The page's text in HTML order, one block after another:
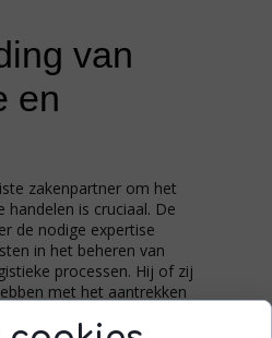
zakenpartner om het
handelen is cruciaal. De
de nodige expertise
in het beheren van
processen. Hij of zij
met het aantrekken
van
en